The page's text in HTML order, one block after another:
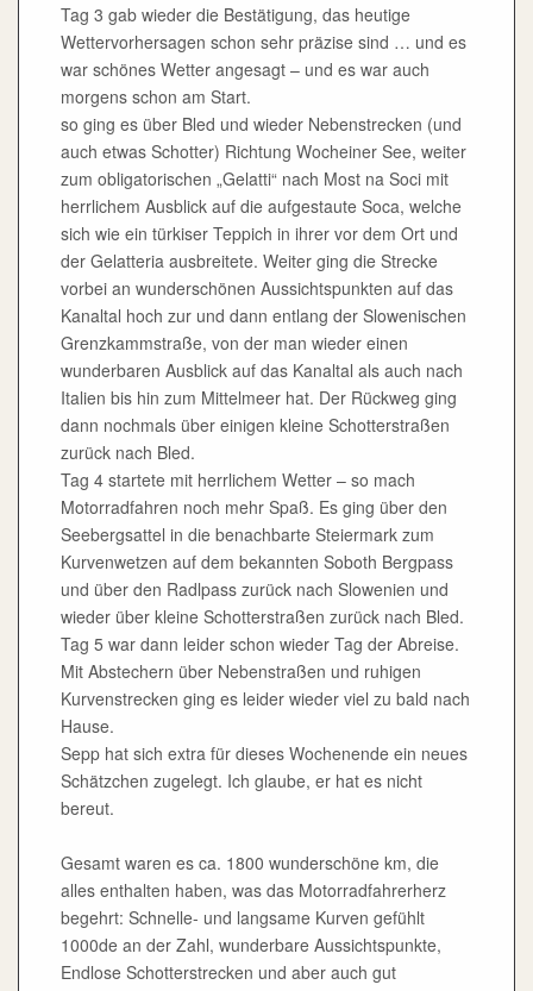
Tag 3 gab wieder die Bestätigung, das heutige
Wettervorhersagen schon sehr präzise sind … und es
war schönes Wetter angesagt – und es war auch
morgens schon am Start.
so ging es über Bled und wieder Nebenstrecken (und
auch etwas Schotter) Richtung Wocheiner See, weiter
zum obligatorischen „Gelatti“ nach Most na Soci mit
herrlichem Ausblick auf die aufgestaute Soca, welche
sich wie ein türkiser Teppich in ihrer vor dem Ort und
der Gelatteria ausbreitete. Weiter ging die Strecke
vorbei an wunderschönen Aussichtspunkten auf das
Kanaltal hoch zur und dann entlang der Slowenischen
Grenzkammstraße, von der man wieder einen
wunderbaren Ausblick auf das Kanaltal als auch nach
Italien bis hin zum Mittelmeer hat. Der Rückweg ging
dann nochmals über einigen kleine Schotterstraßen
zurück nach Bled.
Tag 4 startete mit herrlichem Wetter – so mach
Motorradfahren noch mehr Spaß. Es ging über den
Seebergsattel in die benachbarte Steiermark zum
Kurvenwetzen auf dem bekannten Soboth Bergpass
und über den Radlpass zurück nach Slowenien und
wieder über kleine Schotterstraßen zurück nach Bled.
Tag 5 war dann leider schon wieder Tag der Abreise.
Mit Abstechern über Nebenstraßen und ruhigen
Kurvenstrecken ging es leider wieder viel zu bald nach
Hause.
Sepp hat sich extra für dieses Wochenende ein neues
Schätzchen zugelegt. Ich glaube, er hat es nicht
bereut.
Gesamt waren es ca. 1800 wunderschöne km, die
alles enthalten haben, was das Motorradfahrerherz
begehrt: Schnelle- und langsame Kurven gefühlt
1000de an der Zahl, wunderbare Aussichtspunkte,
Endlose Schotterstrecken und aber auch gut